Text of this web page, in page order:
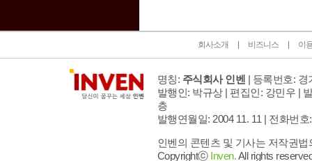
회사소개 비즈니스 이
명칭: 주식회사 인벤 | 등록번호: 경
발행인: 박규상 | 편집인: 강민우 |
층
발행연월일: 2004 11. 11 | 전화번호
인벤의 콘텐츠 및 기사는 저작권
Copyrightⓒ Inven.All rights